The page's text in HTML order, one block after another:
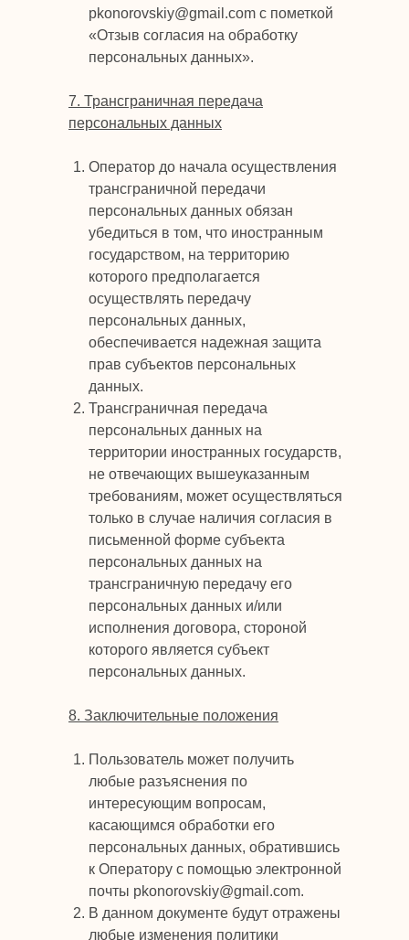
pkonorovskiy@gmail.com с пометкой
«Отзыв согласия на обработку
персональных данных».
7. Трансграничная передача
персональных данных
Оператор до начала осуществления
трансграничной передачи
персональных данных обязан
убедиться в том, что иностранным
государством, на территорию
которого предполагается
осуществлять передачу
персональных данных,
обеспечивается надежная защита
прав субъектов персональных
данных.
Трансграничная передача
персональных данных на
территории иностранных государств,
не отвечающих вышеуказанным
требованиям, может осуществляться
только в случае наличия согласия в
письменной форме субъекта
персональных данных на
трансграничную передачу его
персональных данных и/или
исполнения договора, стороной
которого является субъект
персональных данных.
8. Заключительные положения
Пользователь может получить
любые разъяснения по
интересующим вопросам,
касающимся обработки его
персональных данных, обратившись
к Оператору с помощью электронной
почты pkonorovskiy@gmail.com.
В данном документе будут отражены
любые изменения политики